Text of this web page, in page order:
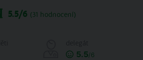
5.5/6 (31 hodnocení)
5.5/6